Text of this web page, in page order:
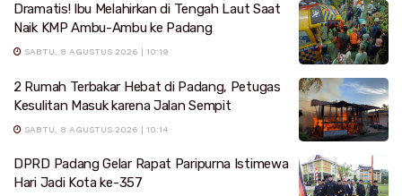
Dramatis! Ibu Melahirkan di Tengah Laut Saat
Naik KMP Ambu-Ambu ke Padang
SABTU, 8 AGUSTUS 2026 | 10:19
2 Rumah Terbakar Hebat di Padang, Petugas
Kesulitan Masuk karena Jalan Sempit
SABTU, 8 AGUSTUS 2026 | 10:14
DPRD Padang Gelar Rapat Paripurna Istimewa
Hari Jadi Kota ke-357